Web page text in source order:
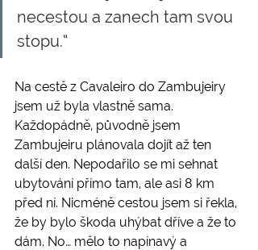
necestou a zanech tam svou
stopu.“
Na cestě z Cavaleiro do Zambujeiry
jsem už byla vlastně sama.
Každopádně, původně jsem
Zambujeiru plánovala dojít až ten
další den. Nepodařilo se mi sehnat
ubytování přímo tam, ale asi 8 km
před ní. Nicméně cestou jsem si řekla,
že by bylo škoda uhýbat dříve a že to
dám. No… mělo to napínavý a